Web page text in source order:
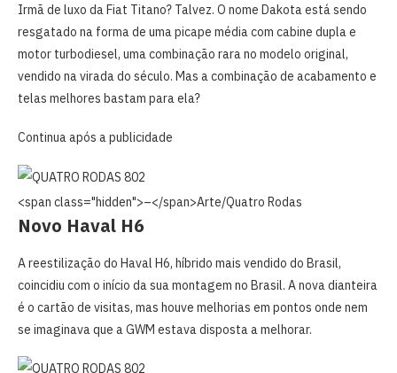
Irmã de luxo da Fiat Titano? Talvez. O nome Dakota está sendo
resgatado na forma de uma picape média com cabine dupla e
motor turbodiesel, uma combinação rara no modelo original,
vendido na virada do século. Mas a combinação de acabamento e
telas melhores bastam para ela?
Continua após a publicidade
<span class="hidden">–</span>Arte/Quatro Rodas
Novo Haval H6
A reestilização do Haval H6, híbrido mais vendido do Brasil,
coincidiu com o início da sua montagem no Brasil. A nova dianteira
é o cartão de visitas, mas houve melhorias em pontos onde nem
se imaginava que a GWM estava disposta a melhorar.